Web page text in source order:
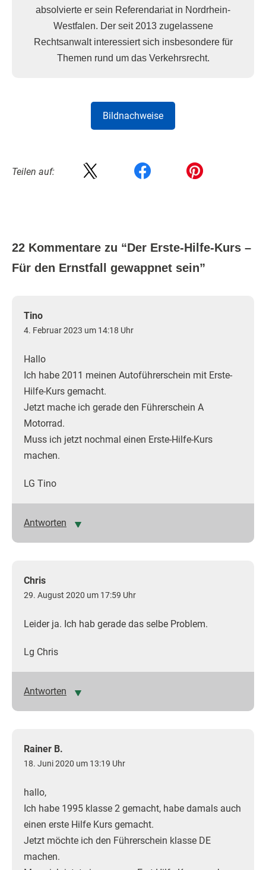
absolvierte er sein Referendariat in Nordrhein-
Westfalen. Der seit 2013 zugelassene
Rechtsanwalt interessiert sich insbesondere für
Themen rund um das Verkehrsrecht.
Bildnachweise
Teilen auf:
22 Kommentare zu “Der Erste-Hilfe-Kurs –
Für den Ernstfall gewappnet sein”
Tino
4. Februar 2023 um 14:18 Uhr
Hallo
Ich habe 2011 meinen Autoführerschein mit Erste-
Hilfe-Kurs gemacht.
Jetzt mache ich gerade den Führerschein A
Motorrad.
Muss ich jetzt nochmal einen Erste-Hilfe-Kurs
machen.
LG Tino
Antworten
Chris
29. August 2020 um 17:59 Uhr
Leider ja. Ich hab gerade das selbe Problem.
Lg Chris
Antworten
Rainer B.
18. Juni 2020 um 13:19 Uhr
hallo,
Ich habe 1995 klasse 2 gemacht, habe damals auch
einen erste Hilfe Kurs gemacht.
Jetzt möchte ich den Führerschein klasse DE
machen.